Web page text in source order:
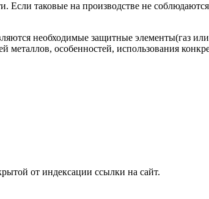
таковые на производстве не
необходимые защитные элементы(газ
особенностей, использования
от индексации ссылки на сайт.